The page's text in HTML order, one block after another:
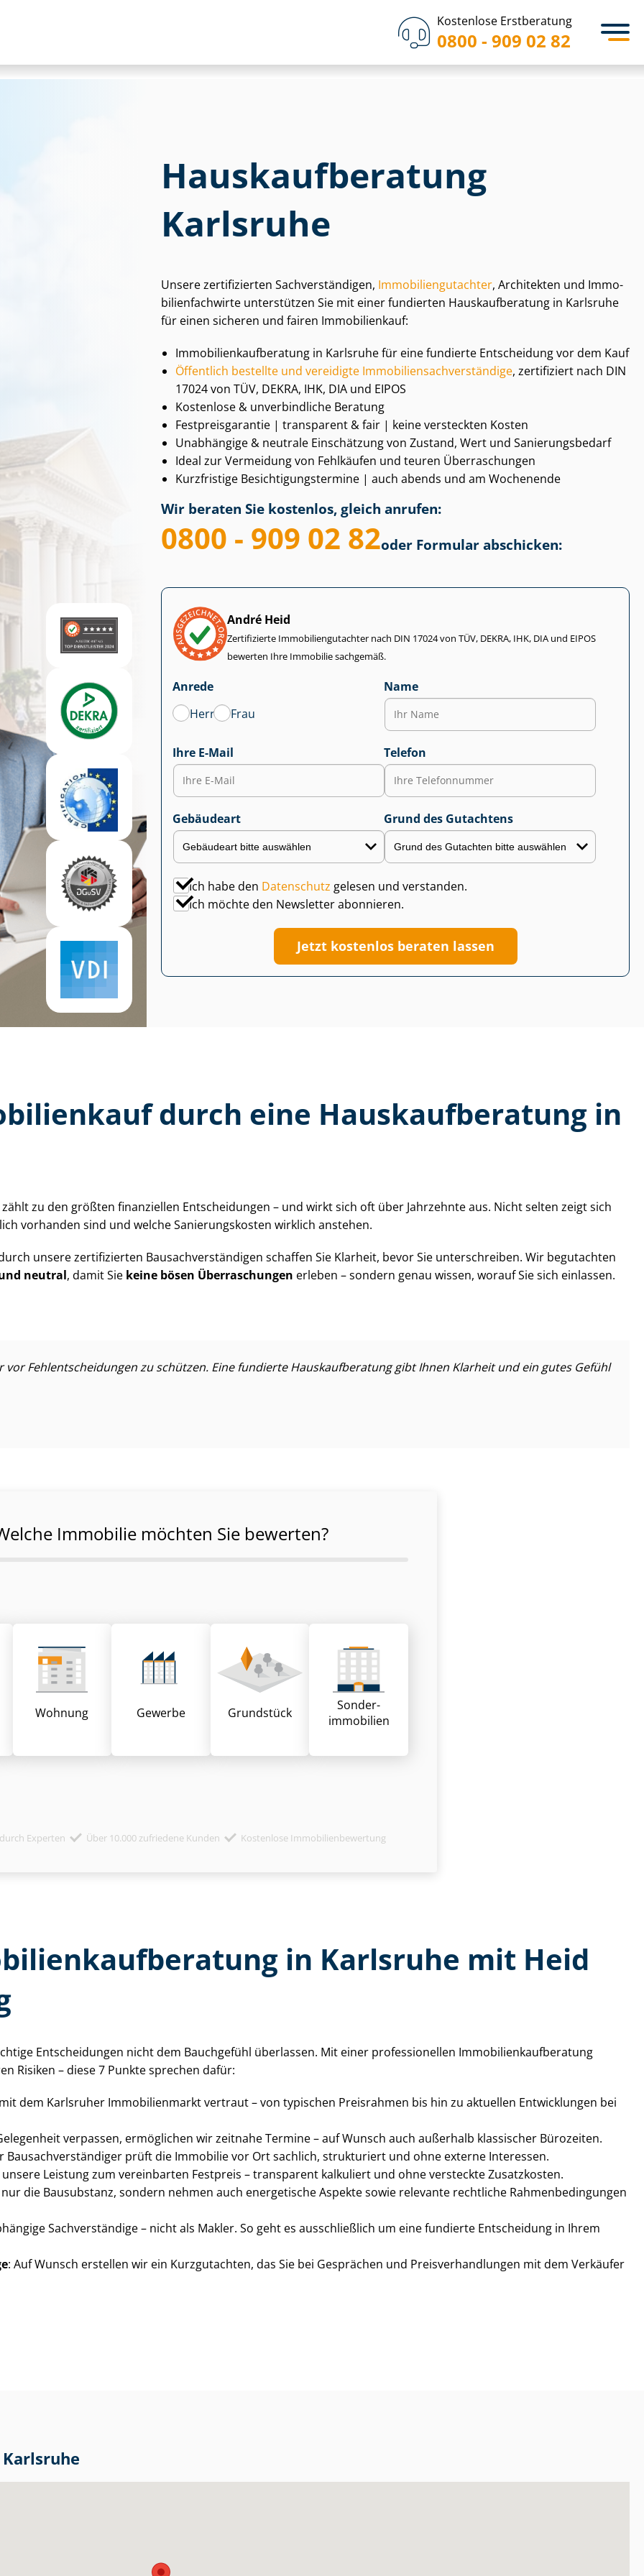
Kostenlose Erstberatung
0800 - 909 02 82
Haus­kauf­be­ra­tung
Karlsruhe
Unsere zertifizierten Sach­ver­stän­di­gen, Im­mo­bi­li­en­gut­ach­ter, Architekten und Im­mo­
bi­li­en­fach­wir­te unterstützen Sie mit einer fundierten Haus­kauf­be­ra­tung in Karlsruhe
für einen sicheren und fairen Immobilienkauf:
Im­mo­bi­li­en­kauf­be­ra­tung in Karlsruhe für eine fundierte Entscheidung vor dem Kauf
Öffentlich bestellte und vereidigte Im­mo­bi­li­en­sach­ver­stän­di­ge, zertifiziert nach DIN
17024 von TÜV, DEKRA, IHK, DIA und EIPOS
Kostenlose & unverbindliche Beratung
Fest­preis­ga­ran­tie | transparent & fair | keine versteckten Kosten
Unabhängige & neutrale Einschätzung von Zustand, Wert und Sa­nie­rungs­be­darf
Ideal zur Vermeidung von Fehlkäufen und teuren Überraschungen
Kurzfristige Be­sich­ti­gungs­ter­mi­ne | auch abends und am Wochenende
Wir beraten Sie kostenlos, gleich anrufen:
0800 - 909 02 82oder Formular abschicken:
André Heid
Zertifizierte Im­mo­bi­li­en­gut­ach­ter nach DIN 17024 von TÜV, DEKRA, IHK, DIA und EIPOS
bewerten Ihre Immobilie sachgemäß.
Anrede
Herr
Frau
Name
Ihre E-Mail Telefon
Gebäudeart Grund des Gutachtens
Ich habe den Datenschutz gelesen und verstanden.
Ich möchte den Newsletter abonnieren.
Jetzt kostenlos beraten lassen
durch eine Haus­kauf­be­ra­tung in
zu den größten finanziellen Entscheidungen – und wirkt sich oft über Jahrzehnte aus. Nicht selten zeigt sich
vorhanden sind und welche Sa­nie­rungs­kos­ten wirklich anstehen.
unsere zertifizierten Bau­sach­ver­stän­di­gen schaffen Sie Klarheit, bevor Sie unterschreiben. Wir begutachten
neutral, damit Sie keine bösen Überraschungen erleben – sondern genau wissen, worauf Sie sich einlassen.
vor Fehl­ent­schei­dun­gen zu schützen. Eine fundierte Haus­kauf­be­ra­tung gibt Ihnen Klarheit und ein gutes Gefühl
Immobilie möchten Sie bewerten?
Wohnung Gewerbe Grund­stück
Sonder­
immobilien
Experten Über 10.000 zufriedene Kunden Kostenlose Immobilienbewertung
in Karlsruhe mit Heid
Entscheidungen nicht dem Bauchgefühl überlassen. Mit einer professionellen Im­mo­bi­li­en­kauf­be­ra­tung
Risiken – diese 7 Punkte sprechen dafür:
dem Karlsruher Immobilienmarkt vertraut – von typischen Preisrahmen bis hin zu aktuellen Entwicklungen bei
verpassen, ermöglichen wir zeitnahe Termine – auf Wunsch auch außerhalb klassischer Bürozeiten.
Bau­sach­ver­stän­di­ger prüft die Immobilie vor Ort sachlich, strukturiert und ohne externe Interessen.
Leistung zum vereinbarten Festpreis – transparent kalkuliert und ohne versteckte Zusatzkosten.
die Bausubstanz, sondern nehmen auch energetische Aspekte sowie relevante rechtliche Rah­men­be­din­gun­gen
Sachverständige – nicht als Makler. So geht es ausschließlich um eine fundierte Entscheidung in Ihrem
: Auf Wunsch erstellen wir ein Kurzgutachten, das Sie bei Gesprächen und Preis­ver­hand­lun­gen mit dem Verkäufer